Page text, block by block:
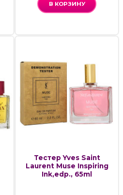
В КОРЗИНУ
Тестер Yves Saint
Laurent Muse Inspiring
Ink,edp., 65ml